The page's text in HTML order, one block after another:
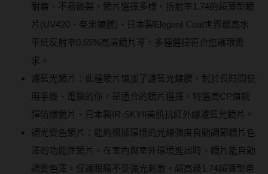
耐磨、不易破裂。鏡片選擇多樣，折射率1.74的超薄型鏡
片(UV420、奈米鍍膜)、日本製Elegant Coat世界最高水
平低反射率0.65%高清鏡片等，多種選擇符合您護眼需
求。
濾藍光鏡片：此種鏡片增加了濾藍光鍍膜，對於長時間使
用手機、電腦的你，是適合的鏡片選擇。特選高CP值鋼
彈防爆鏡片、日本製IR-SKYII美肌抗紅外線濾藍光鏡片。
調光變色鏡片：能夠根據環境的光線強度自動調節鏡片色
澤的功能性鏡片，在室內與室外環境進出時，鏡片能自動
調變色澤，保護眼睛不受強光刺激。超高級1.74超薄型奈